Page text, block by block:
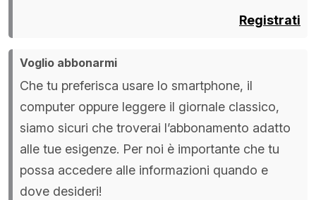
Registrati
Voglio abbonarmi
Che tu preferisca usare lo smartphone, il
computer oppure leggere il giornale classico,
siamo sicuri che troverai l’abbonamento adatto
alle tue esigenze. Per noi è importante che tu
possa accedere alle informazioni quando e
dove desideri!